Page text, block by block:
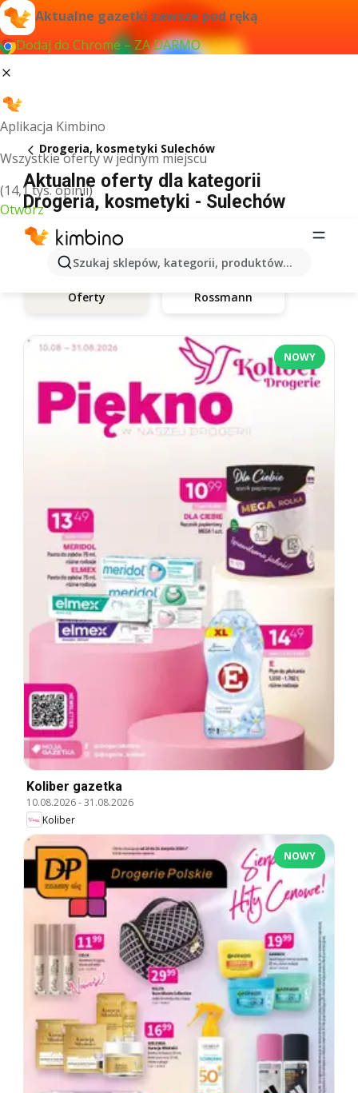
Aktualne gazetki zawsze pod ręką
Dodaj do Chrome – ZA DARMO
Aplikacja Kimbino
Wszystkie oferty w jednym miejscu
(14,1 tys. opinii)
Otwórz
Szukaj sklepów, kategorii, produktów...
Drogeria, kosmetyki Sulechów
Aktualne oferty dla kategorii
Drogeria, kosmetyki - Sulechów
Oferty Rossmann
NOWY
Koliber gazetka
10.08.2026-31.08.2026
Koliber
NOWY